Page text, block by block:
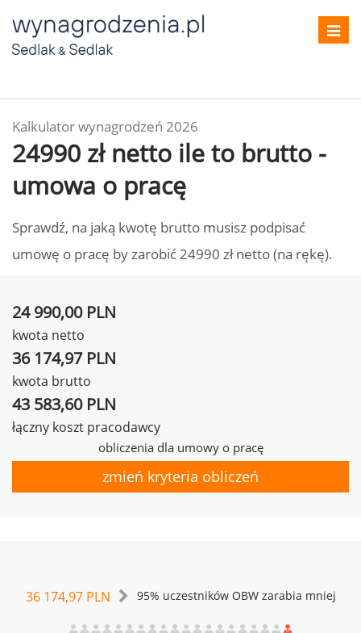
Kalkulator wynagrodzeń 2026
24990 zł netto ile to brutto -
umowa o pracę
Sprawdź, na jaką kwotę brutto musisz podpisać
umowę o pracę by zarobić 24990 zł netto (na rękę).
24 990,00 PLN
kwota netto
36 174,97 PLN
kwota brutto
43 583,60 PLN
łączny koszt pracodawcy
obliczenia dla umowy o pracę
zmień kryteria obliczeń
36 174,97 PLN 95% uczestników OBW zarabia mniej